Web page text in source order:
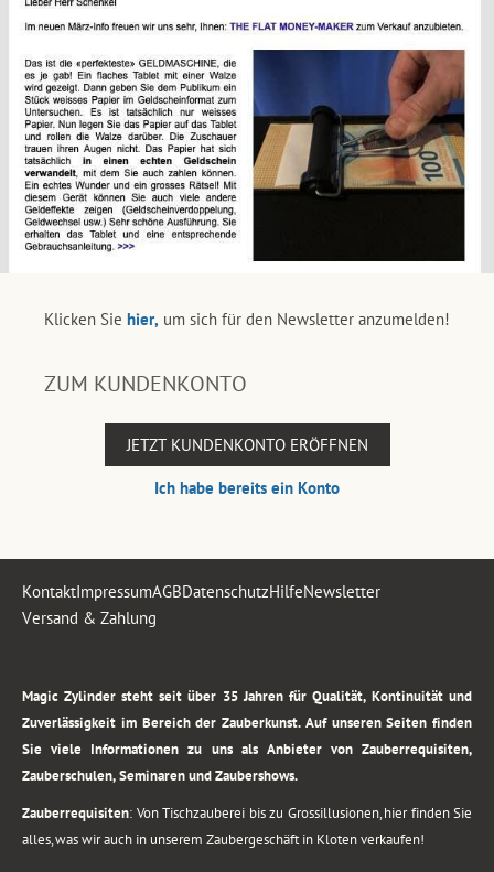
Klicken Sie hier, um sich für den Newsletter anzumelden!
ZUM KUNDENKONTO
JETZT KUNDENKONTO ERÖFFNEN
Ich habe bereits ein Konto
KontaktImpressumAGBDatenschutzHilfeNewsletter
Versand & Zahlung
Magic Zylinder steht seit über 35 Jahren für Qualität, Kontinuität und
Zuverlässigkeit im Bereich der Zauberkunst. Auf unseren Seiten finden
Sie viele Informationen zu uns als Anbieter von Zauberrequisiten,
Zauberschulen, Seminaren und Zaubershows.
Zauberrequisiten: Von Tischzauberei bis zu Grossillusionen, hier finden Sie
alles, was wir auch in unserem Zaubergeschäft in Kloten verkaufen!